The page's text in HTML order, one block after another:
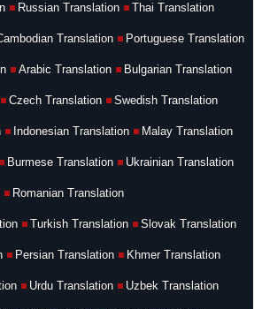
Russian Translation Thai Translation
Translation Portuguese Translation
Arabic Translation Bulgarian Translation
Czech Translation Swedish Translation
Indonesian Translation Malay Translation
Burmese Translation Ukrainian Translation
Romanian Translation
Turkish Translation Slovak Translation
Persian Translation Khmer Translation
Urdu Translation Uzbek Translation